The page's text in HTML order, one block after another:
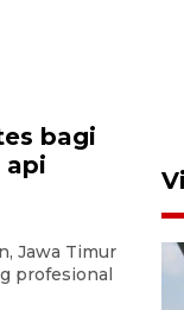
bagi
api
Jawa Timur
profesional